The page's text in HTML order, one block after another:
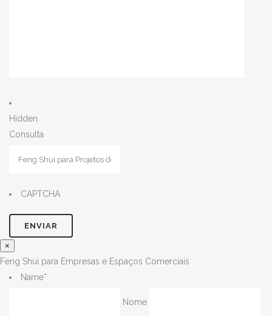
Hidden
Consulta
CAPTCHA
×
Feng Shui para Empresas e Espaços Comerciais
Name*
Nome